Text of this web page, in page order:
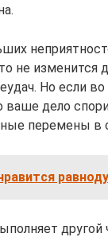
не изменится
Но если
ваше дело
перемены в
другой